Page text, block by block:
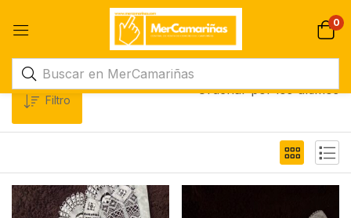
0
Filtro
Ordenar por los últimos